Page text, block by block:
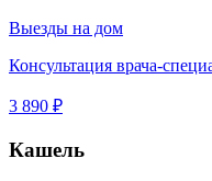
Выезды на дом
Консультация врача-
3 890 ₽
Кашель